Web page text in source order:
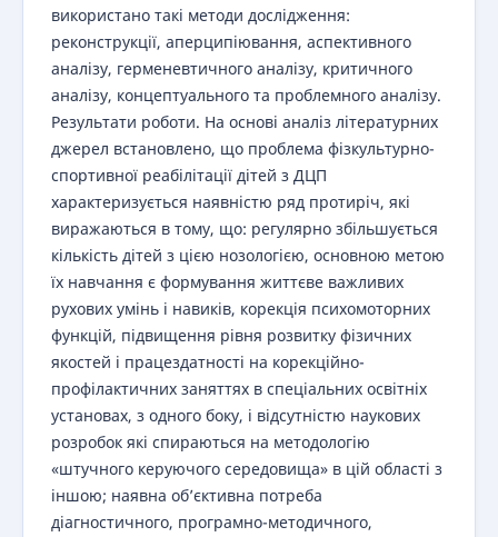
використано такі методи дослідження:
реконструкції, аперципіювання, аспективного
аналізу, герменевтичного аналізу, критичного
аналізу, концептуального та проблемного аналізу.
Результати роботи. На основі аналіз літературних
джерел встановлено, що проблема фізкультурно-
спортивної реабілітації дітей з ДЦП
характеризується наявністю ряд протиріч, які
виражаються в тому, що: регулярно збільшується
кількість дітей з цією нозологією, основною метою
їх навчання є формування життєве важливих
рухових умінь і навиків, корекція психомоторних
функцій, підвищення рівня розвитку фізичних
якостей і працездатності на корекційно-
профілактичних заняттях в спеціальних освітніх
установах, з одного боку, і відсутністю наукових
розробок які спираються на методологію
«штучного керуючого середовища» в цій області з
іншою; наявна об’єктивна потреба
діагностичного, програмно-методичного,